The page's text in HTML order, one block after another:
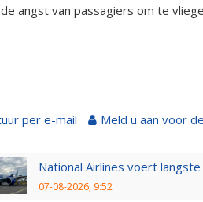
angst van passagiers om te
per e-mail Meld u aan voor
National Airlines voert
07-08-2026, 9:52